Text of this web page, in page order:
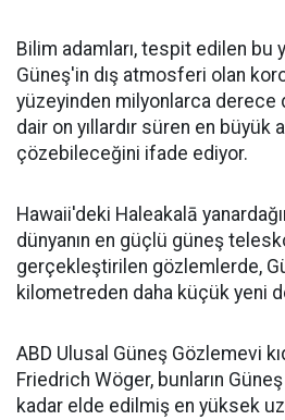
Bilim adamları, tespit edilen bu
Güneş'in dış atmosferi olan
yüzeyinden milyonlarca derece
dair on yıllardır süren en
çözebileceğini ifade ediyor.
Hawaii'deki Haleakalā
dünyanın en güçlü güneş
gerçekleştirilen gözlemlerde,
kilometreden daha küçük yeni
ABD Ulusal Güneş Gözlemevi
Friedrich Wöger, bunların
kadar elde edilmiş en yüksek